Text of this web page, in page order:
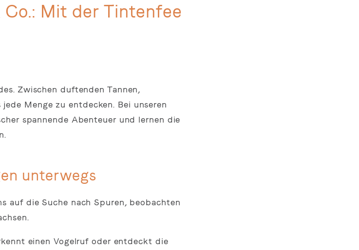
Mit der Tintenfee
Zwischen duftenden Tannen,
Menge zu entdecken. Bei unseren
spannende Abenteuer und lernen die
unterwegs
auf die Suche nach Spuren, beobachten
einen Vogelruf oder entdeckt die